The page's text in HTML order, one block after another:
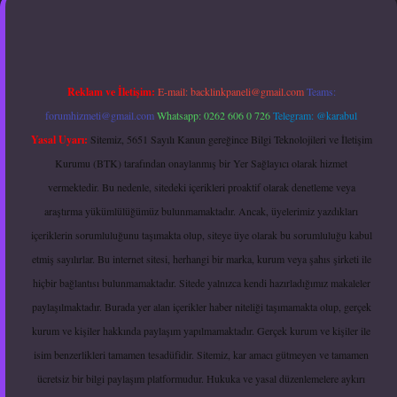
Reklam ve İletişim: E-mail:backlinkpaneli@gmail.com Teams:
forumhizmeti@gmail.comWhatsapp: 0262 606 0 726Telegram: @karabul
Yasal Uyarı: Sitemiz, 5651 Sayılı Kanun gereğince Bilgi Teknolojileri ve İletişim
Kurumu (BTK) tarafından onaylanmış bir Yer Sağlayıcı olarak hizmet
vermektedir. Bu nedenle, sitedeki içerikleri proaktif olarak denetleme veya
araştırma yükümlülüğümüz bulunmamaktadır. Ancak, üyelerimiz yazdıkları
içeriklerin sorumluluğunu taşımakta olup, siteye üye olarak bu sorumluluğu kabul
etmiş sayılırlar. Bu internet sitesi, herhangi bir marka, kurum veya şahıs şirketi ile
hiçbir bağlantısı bulunmamaktadır. Sitede yalnızca kendi hazırladığımız makaleler
paylaşılmaktadır. Burada yer alan içerikler haber niteliği taşımamakta olup, gerçek
kurum ve kişiler hakkında paylaşım yapılmamaktadır. Gerçek kurum ve kişiler ile
isim benzerlikleri tamamen tesadüfidir. Sitemiz, kar amacı gütmeyen ve tamamen
ücretsiz bir bilgi paylaşım platformudur. Hukuka ve yasal düzenlemelere aykırı